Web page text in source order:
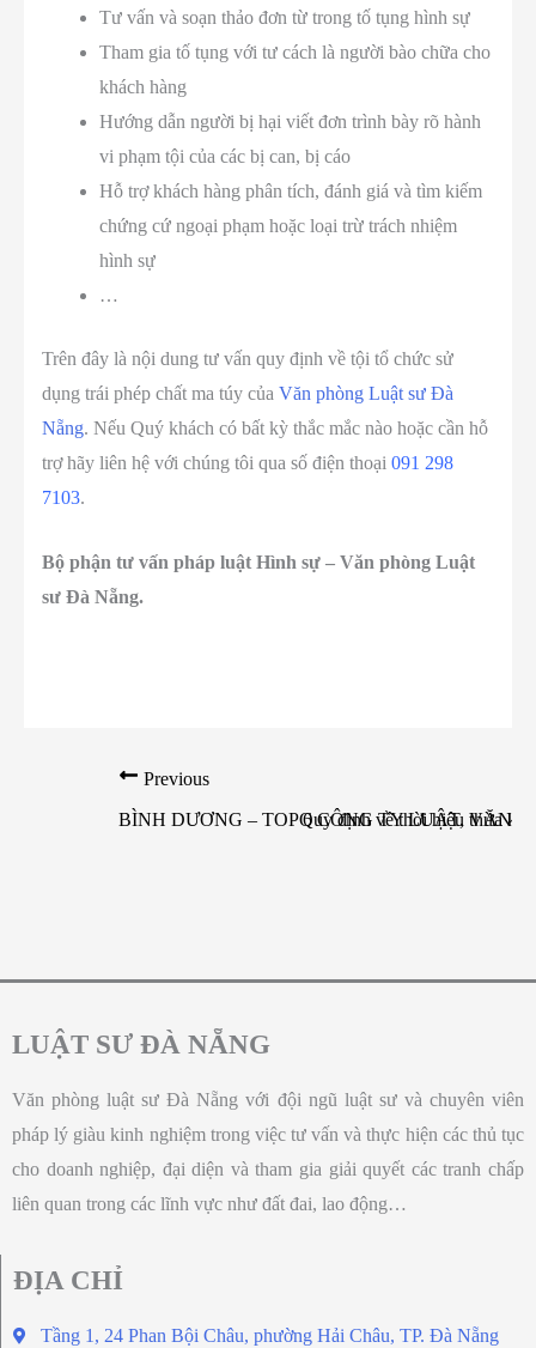
Tư vấn và soạn thảo đơn từ trong tố tụng hình sự
Tham gia tố tụng với tư cách là người bào chữa cho
khách hàng
Hướng dẫn người bị hại viết đơn trình bày rõ hành
vi phạm tội của các bị can, bị cáo
Hỗ trợ khách hàng phân tích, đánh giá và tìm kiếm
chứng cứ ngoại phạm hoặc loại trừ trách nhiệm
hình sự
…
Trên đây là nội dung tư vấn quy định về tội tổ chức sử
dụng trái phép chất ma túy của Văn phòng Luật sư Đà
Nẵng. Nếu Quý khách có bất kỳ thắc mắc nào hoặc cần hỗ
trợ hãy liên hệ với chúng tôi qua số điện thoại 091 298
7103.
Bộ phận tư vấn pháp luật Hình sự – Văn phòng Luật
sư Đà Nẵng.
Previous
BÌNH DƯƠNG – TOP 6 CÔNG TY LUẬT, VĂN
Quy định về thời hiệu thừa kế
LUẬT SƯ ĐÀ NẴNG
Văn phòng luật sư Đà Nẵng với đội ngũ luật sư và chuyên viên
pháp lý giàu kinh nghiệm trong việc tư vấn và thực hiện các thủ tục
cho doanh nghiệp, đại diện và tham gia giải quyết các tranh chấp
liên quan trong các lĩnh vực như đất đai, lao động…
ĐỊA CHỈ
Tầng 1, 24 Phan Bội Châu, phường Hải Châu, TP. Đà Nẵng